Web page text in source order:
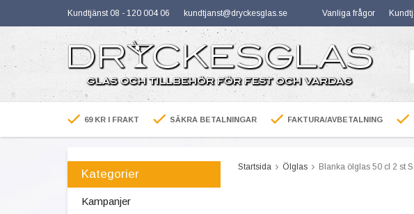
Kundtjänst 08 - 120 004 06 kundtjanst@dryckesglas.se Vanliga frågor
69 KR I FRAKT SÄKRA BETALNINGAR FAKTURA/AVBETALNING
Kategorier
Kampanjer
Startsida Ölglas Blanka ölglas 50 cl 2 st